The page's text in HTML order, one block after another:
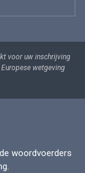
voor uw inschrijving
wetgeving
woordvoerders